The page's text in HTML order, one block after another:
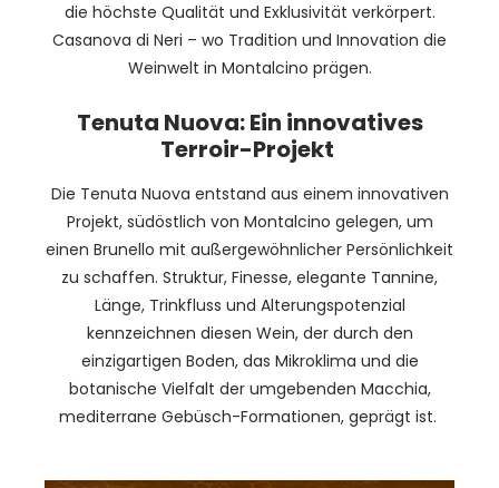
die höchste Qualität und Exklusivität verkörpert.
Casanova di Neri – wo Tradition und Innovation die
Weinwelt in Montalcino prägen.
Tenuta Nuova: Ein innovatives
Terroir-Projekt
Die Tenuta Nuova entstand aus einem innovativen
Projekt, südöstlich von Montalcino gelegen, um
einen Brunello mit außergewöhnlicher Persönlichkeit
zu schaffen. Struktur, Finesse, elegante Tannine,
Länge, Trinkfluss und Alterungspotenzial
kennzeichnen diesen Wein, der durch den
einzigartigen Boden, das Mikroklima und die
botanische Vielfalt der umgebenden Macchia,
mediterrane Gebüsch-Formationen, geprägt ist.